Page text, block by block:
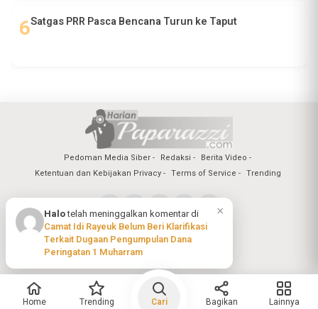
Satgas PRR Pasca Bencana Turun ke Taput
Pedoman Media Siber Redaksi
Berita Video
Ketentuan dan Kebijakan Privacy
Terms of Service Trending
Copyright @2026 Harian Paparazzi
All Rights Reserved
Home Trending Cari Bagikan Lainnya
×
Halotelah meninggalkan komentar di
Camat Idi Rayeuk Belum Beri Klarifikasi
Terkait Dugaan Pengumpulan Dana
Peringatan 1 Muharram